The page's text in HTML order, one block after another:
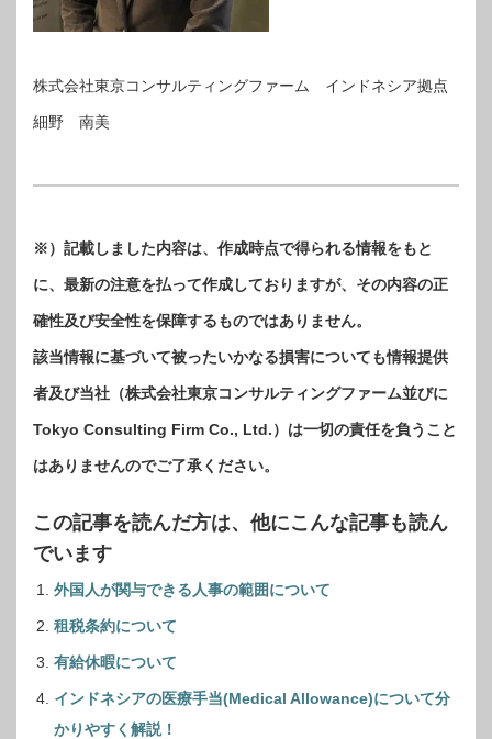
株式会社東京コンサルティングファーム インドネシア拠点
細野 南美
※）記載しました内容は、作成時点で得られる情報をもと
に、最新の注意を払って作成しておりますが、その内容の正
確性及び安全性を保障するものではありません。
該当情報に基づいて被ったいかなる損害についても情報提供
者及び当社（株式会社東京コンサルティングファーム並びに
Tokyo Consulting Firm Co., Ltd.）は一切の責任を負うこと
はありませんのでご了承ください。
この記事を読んだ方は、他にこんな記事も読ん
でいます
外国人が関与できる人事の範囲について
租税条約について
有給休暇について
インドネシアの医療手当(Medical Allowance)について分
かりやすく解説！